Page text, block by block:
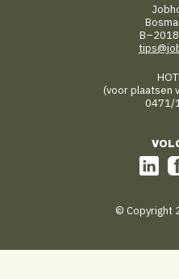
(voor plaatsen
0471/
© Copyright